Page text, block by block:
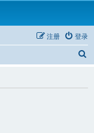
登录
注册